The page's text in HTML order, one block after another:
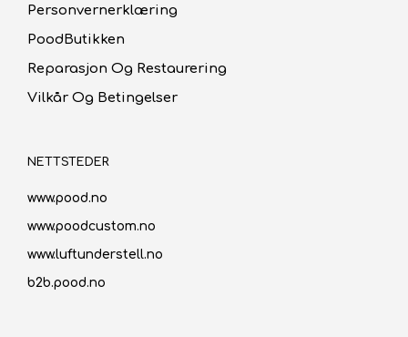
Personvernerklæring
PoodButikken
Reparasjon Og Restaurering
Vilkår Og Betingelser
NETTSTEDER
www.pood.no
www.poodcustom.no
www.luftunderstell.no
b2b.pood.no